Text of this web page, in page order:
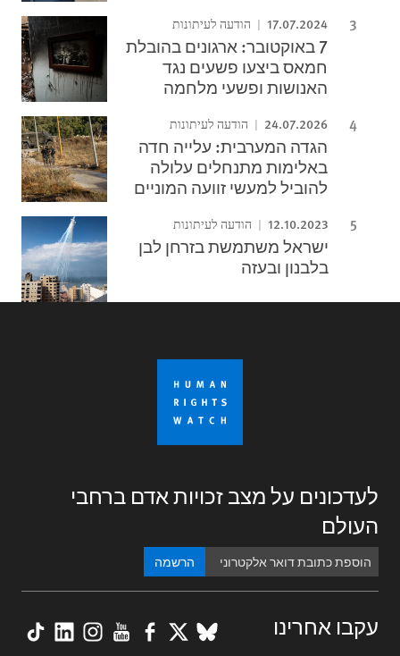
17.07.2024 הודעה לעיתונות
7 באוקטובר: ארגונים בהובלת
חמאס ביצעו פשעים נגד
האנושות ופשעי מלחמה
24.07.2026 הודעה לעיתונות
הגדה המערבית: עלייה חדה
באלימות מתנחלים עלולה
להוביל למעשי זוועה המוניים
12.10.2023 הודעה לעיתונות
ישראל משתמשת בזרחן לבן
בלבנון ובעזה
לעדכונים על מצב זכויות אדם ברחבי
העולם
הרשמה
עקבו אחרינו BlueSky
X
Facebook
YouTube